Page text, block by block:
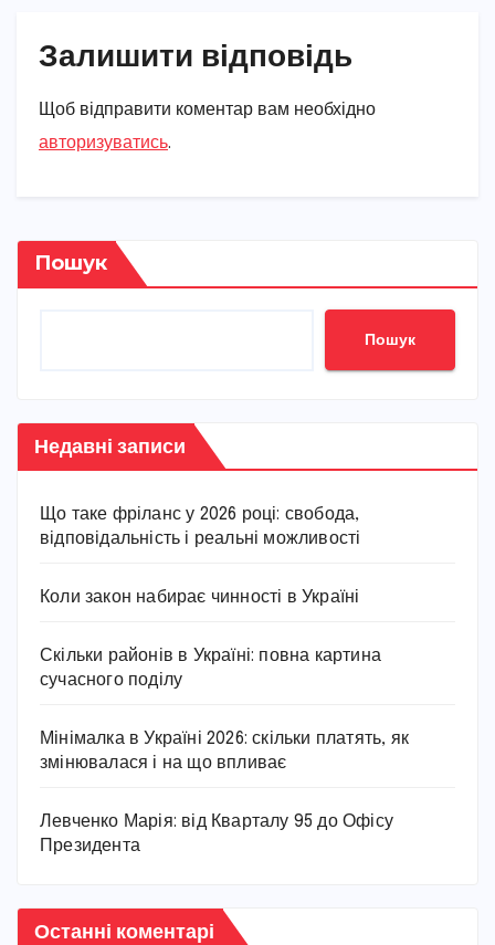
Залишити відповідь
Щоб відправити коментар вам необхідно
авторизуватись.
Пошук
Пошук
Недавні записи
Що таке фріланс у 2026 році: свобода,
відповідальність і реальні можливості
Коли закон набирає чинності в Україні
Скільки районів в Україні: повна картина
сучасного поділу
Мінімалка в Україні 2026: скільки платять, як
змінювалася і на що впливає
Левченко Марія: від Кварталу 95 до Офісу
Президента
Останні коментарі